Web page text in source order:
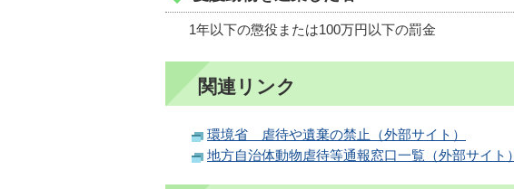
1年以下の懲役または100万円以下の罰金
関連リンク
環境省 虐待や遺棄の禁止（外部サイト）
地方自治体動物虐待等通報窓口一覧（外部サイト）